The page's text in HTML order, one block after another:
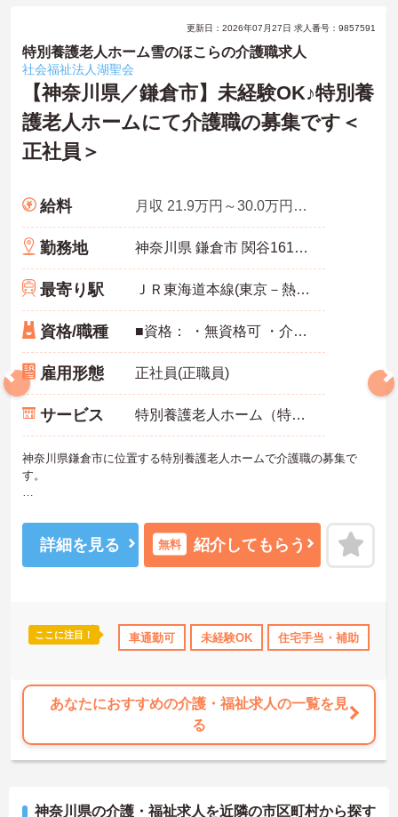
することで、保有する資格をしっかりと収入に還元できます
・永年勤続表彰や業績貢献に対する特別表彰制度を設けているた
め、現場での日々の努力や実績が正当に評価され、モチベーション
を高めながら業務に取り組める環境です
【地域に根ざした安定基盤のもとでキャリアを築けます】
・横浜エリアで20年以上にわたり、創業から継続して黒字経営を達
成している確固たる経営基盤のもとで、将来的な法人の存続不安を
め、働きながら介護職としての専門性や思考力をさらに深めていけ
取得サポート 研修制度あり 産休･育休･介護休暇取得実績あり
更新日：2026年07月27日 求人番号：9857591
特別養護老人ホーム雪のほこらの介護職求人
社会福祉法人湖聖会
【神奈川県／鎌倉市】未経験OK♪特別養
護老人ホームにて介護職の募集です＜
正社員＞
給料 月収 21.9万円～30.0万円夜勤月4回想定(1回8000円)
勤務地 神奈川県 鎌倉市 関谷1610-1
最寄り駅 ＪＲ東海道本線(東京－熱海)「藤沢駅」バス・車15分
資格/職種 ■資格： ・無資格可 ・介護職員初任者研修歓迎 ・実務者研修歓迎 ・介護福祉士歓迎 ■経験： ・未経験可 ・ブランク可 ・新卒可 ■普通自動車運転免許： 記載なし★コピー不要★
雇用形態 正社員(正職員)
サービス 特別養護老人ホーム（特養）
神奈川県鎌倉市に位置する特別養護老人ホームで介護職の募集で
す。
があり、介護の知識や技術を身につけながら働けます。住宅手当や
退職金制度などの待遇も整っており、長期的なキャリア形成を目指
したい方にもおすすめです。
―――――――――――――――
介護職として新たな一歩を踏み出せる環境です
・資格取得支援制度あり
→ 働きながら専門知識や技術を身につけられます♪
―――――――――――――――
■ 長く働きやすい待遇が魅力
・社会保険完備
詳細を見る 無料 紹介してもらう
ここに注目！ 車通勤可 未経験OK 住宅手当・補助
あなたにおすすめの介護・福祉求人の一覧を見
る
神奈川県の介護・福祉求人を近隣の市区町村から探す